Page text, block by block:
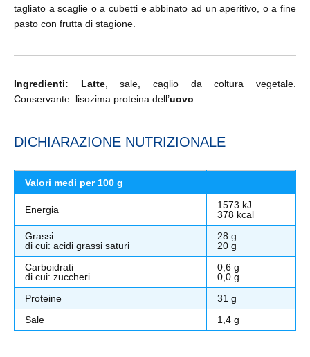
tagliato a scaglie o a cubetti e abbinato ad un aperitivo, o a fine
pasto con frutta di stagione.
Ingredienti: Latte, sale, caglio da coltura vegetale.
Conservante: lisozima proteina dell’uovo.
DICHIARAZIONE NUTRIZIONALE
Valori medi per 100 g
Energia
1573 kJ
378 kcal
Grassi
di cui: acidi grassi saturi
28 g
20 g
Carboidrati
di cui: zuccheri
0,6 g
0,0 g
Proteine
31 g
Sale
1,4 g